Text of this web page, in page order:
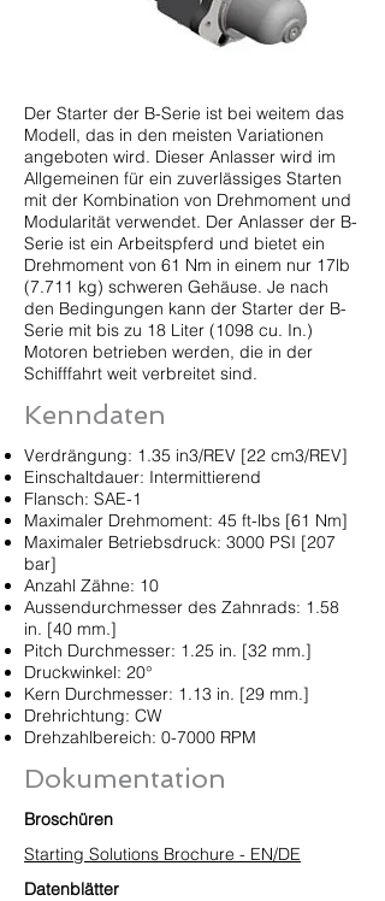
Der Starter der B-Serie ist bei weitem das
Modell, das in den meisten Variationen
angeboten wird. Dieser Anlasser wird im
Allgemeinen für ein zuverlässiges Starten
mit der Kombination von Drehmoment und
Modularität verwendet. Der Anlasser der B-
Serie ist ein Arbeitspferd und bietet ein
Drehmoment von 61 Nm in einem nur 17lb
(7.711 kg) schweren Gehäuse. Je nach
den Bedingungen kann der Starter der B-
Serie mit bis zu 18 Liter (1098 cu. In.)
Motoren betrieben werden, die in der
Schifffahrt weit verbreitet sind.
Kenndaten
Verdrängung: 1.35 in3/REV [22 cm3/REV]
Einschaltdauer: Intermittierend
Flansch: SAE-1
Maximaler Drehmoment: 45 ft-lbs [61 Nm]
Maximaler Betriebsdruck: 3000 PSI [207
bar]
Anzahl Zähne: 10
Aussendurchmesser des Zahnrads: 1.58
in. [40 mm.]
Pitch Durchmesser: 1.25 in. [32 mm.]
Druckwinkel: 20°
Kern Durchmesser: 1.13 in. [29 mm.]
Drehrichtung: CW
Drehzahlbereich: 0-7000 RPM
Dokumentation
Broschüren
Starting Solutions Brochure - EN/DE
Datenblätter